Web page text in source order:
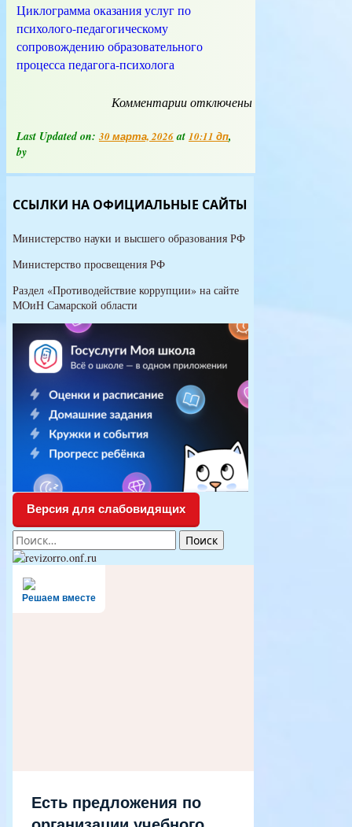
Циклограмма оказания услуг по
психолого-педагогическому
сопровождению образовательного
процесса педагога-психолога
Комментариик
Педагогический
отключены
Last Updated on: 30 марта, 2026at 10:11 дп,
by
ССЫЛКИ НА ОФИЦИАЛЬНЫЕ САЙТЫ
Министерство науки и высшего образования РФ
Министерство просвещения РФ
Раздел «Противодействие коррупции» на сайте
МОиН Самарской области
Версия для слабовидящих
Найти:
Решаем вместе
Есть предложения по